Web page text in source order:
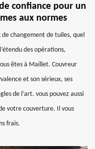
confiance pour un
aux normes
de changement de tuiles, quel
des opérations,
êtes à Maillet. Couvreur
et son sérieux, ses
de l’art. vous pouvez aussi
votre couverture. Il vous
frais.